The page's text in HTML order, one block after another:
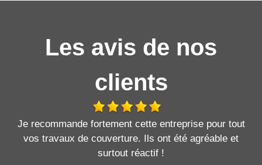
Les avis de nos
clients
Je recommande fortement cette entreprise pour tout
vos travaux de couverture. Ils ont été agréable et
surtout réactif !